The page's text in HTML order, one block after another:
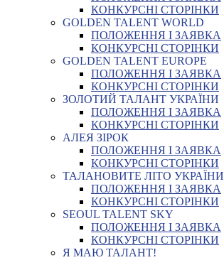
КОНКУРСНІ СТОРІНКИ
GOLDEN TALENT WORLD
ПОЛОЖЕННЯ І ЗАЯВКА
КОНКУРСНІ СТОРІНКИ
GOLDEN TALENT EUROPE
ПОЛОЖЕННЯ І ЗАЯВКА
КОНКУРСНІ СТОРІНКИ
ЗОЛОТИЙ ТАЛАНТ УКРАЇНИ
ПОЛОЖЕННЯ І ЗАЯВКА
КОНКУРСНІ СТОРІНКИ
АЛЕЯ ЗІРОК
ПОЛОЖЕННЯ І ЗАЯВКА
КОНКУРСНІ СТОРІНКИ
ТАЛАНОВИТЕ ЛІТО УКРАЇНИ
ПОЛОЖЕННЯ І ЗАЯВКА
КОНКУРСНІ СТОРІНКИ
SEOUL TALENT SKY
ПОЛОЖЕННЯ І ЗАЯВКА
КОНКУРСНІ СТОРІНКИ
Я МАЮ ТАЛАНТ!